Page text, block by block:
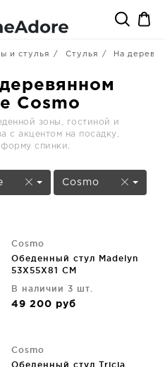
и стулья Стулья На
Cosmo
зоны, гостиной и
с акцентом на посадку,
спинки.
Cosmo
Cosmo
Обеденный стул Madelyn
53X55X81 CM
В наличии 3 шт.
49 200 руб
Cosmo
Обеденный стул Tricia